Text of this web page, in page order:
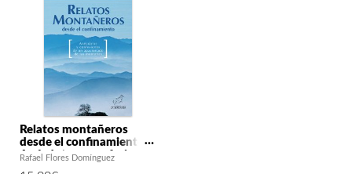
Relatos montañeros
desde el confinamiento.
Anécdotas y confesiones
Rafael Flores Domínguez